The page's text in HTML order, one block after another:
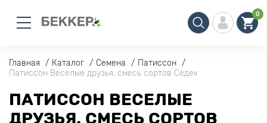
0
Главная Каталог Семена
Патиссон
Патиссон Веселые друзья, смесь сортов Седек
ПАТИССОН ВЕСЕЛЫЕ
ДРУЗЬЯ, СМЕСЬ СОРТОВ